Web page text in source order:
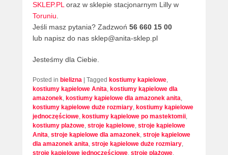
SKLEP.PLoraz w sklepie stacjonarnym Lilly w
Toruniu.
Jeśli masz pytania? Zadzwoń 56 660 15 00
lub napisz do nas sklep@anita-sklep.pl
Jesteśmy dla Ciebie.
Posted in bielizna Tagged kostiumy kapielowe,
kostiumy kąpielowe Anita, kostiumy kąpielowe dla
amazonek, kostiumy kąpielowe dla amazonek anita,
kostiumy kąpielowe duże rozmiary, kostiumy kąpielowe
jednoczęściowe, kostiumy kąpielowe po mastektomii,
kostiumy plażowe, stroje kąpielowe, stroje kąpielowe
Anita, stroje kąpielowe dla amazonek, stroje kąpielowe
dla amazonek anita, stroje kąpielowe duże rozmiary,
stroje kąpielowe jednoczęściowe, stroje plażowe,